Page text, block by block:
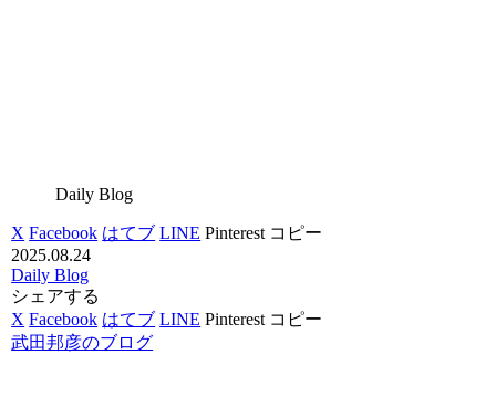
Daily Blog
X Facebook はてブ LINE Pinterest コピー
2025.08.24
Daily Blog
シェアする
X Facebook はてブ LINE Pinterest コピー
武田邦彦のブログ